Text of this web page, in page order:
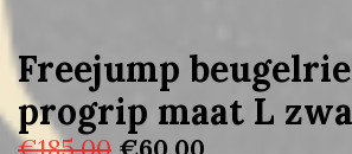
Freejump
progrip maat L
Oorspronkelijke